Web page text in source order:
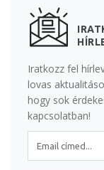
Iratkozz fel
lovas
hogy sok
kapcsolatban!